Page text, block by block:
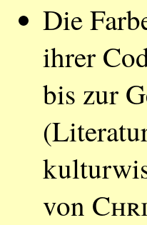
Die
ihrer
bis zur
von